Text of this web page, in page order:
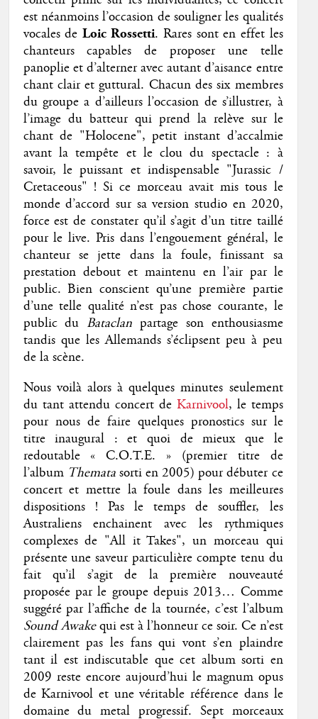
est néanmoins l’occasion de souligner les qualités
vocales de Loic Rossetti. Rares sont en effet les
chanteurs capables de proposer une telle
panoplie et d’alterner avec autant d’aisance entre
chant clair et guttural. Chacun des six membres
du groupe a d’ailleurs l’occasion de s’illustrer, à
l’image du batteur qui prend la relève sur le
chant de "Holocene", petit instant d’accalmie
avant la tempête et le clou du spectacle : à
savoir, le puissant et indispensable "Jurassic /
Cretaceous" ! Si ce morceau avait mis tous le
monde d’accord sur sa version studio en 2020,
force est de constater qu’il s’agit d’un titre taillé
pour le live. Pris dans l’engouement général, le
chanteur se jette dans la foule, finissant sa
prestation debout et maintenu en l’air par le
public. Bien conscient qu’une première partie
d’une telle qualité n’est pas chose courante, le
public du Bataclan partage son enthousiasme
tandis que les Allemands s’éclipsent peu à peu
de la scène.
Nous voilà alors à quelques minutes seulement
du tant attendu concert de Karnivool, le temps
pour nous de faire quelques pronostics sur le
titre inaugural : et quoi de mieux que le
redoutable « C.O.T.E. » (premier titre de
l’album Thematasorti en 2005) pour débuter ce
concert et mettre la foule dans les meilleures
dispositions ! Pas le temps de souffler, les
Australiens enchainent avec les rythmiques
complexes de "All it Takes", un morceau qui
présente une saveur particulière compte tenu du
fait qu’il s’agit de la première nouveauté
proposée par le groupe depuis 2013… Comme
suggéré par l’affiche de la tournée, c’est l’album
Sound Awakequi est à l’honneur ce soir. Ce n’est
clairement pas les fans qui vont s’en plaindre
tant il est indiscutable que cet album sorti en
2009 reste encore aujourd’hui le magnum opus
de Karnivool et une véritable référence dans le
domaine du metal progressif. Sept morceaux